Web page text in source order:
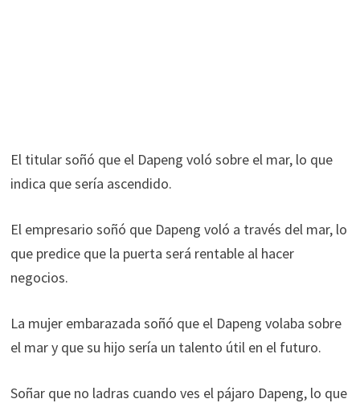
El titular soñó que el Dapeng voló sobre el mar, lo que
indica que sería ascendido.
El empresario soñó que Dapeng voló a través del mar, lo
que predice que la puerta será rentable al hacer
negocios.
La mujer embarazada soñó que el Dapeng volaba sobre
el mar y que su hijo sería un talento útil en el futuro.
Soñar que no ladras cuando ves el pájaro Dapeng, lo que